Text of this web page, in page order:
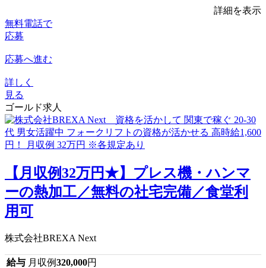
詳細を表示
無料電話で
応募
応募へ進む
詳しく
見る
ゴールド求人
【月収例32万円★】プレス機・ハンマ
ーの熱加工／無料の社宅完備／食堂利
用可
株式会社BREXA Next
給与 月収例320,000円